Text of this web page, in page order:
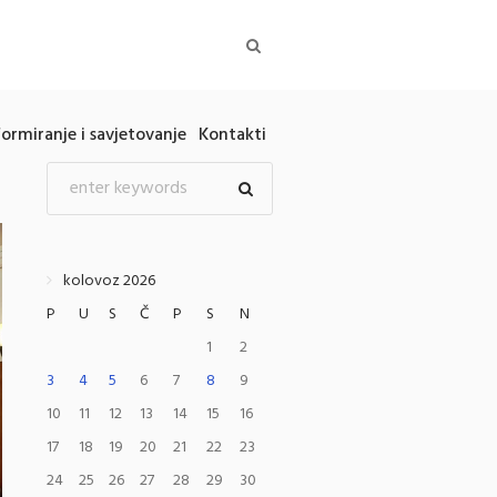
i savjetovanje Kontakti
kolovoz 2026
P
U S Č P S
N
1
2
3
4 5 6 7 8
9
10
11 12 13 14 15
16
17
18 19 20 21 22
23
24
25 26 27 28 29
30